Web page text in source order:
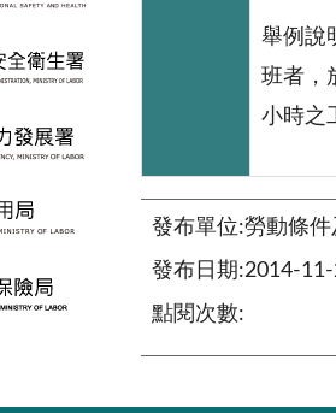
舉例說
班者，
小時之
發布單位:勞動條件
發布日期:2014-
點閱次數: